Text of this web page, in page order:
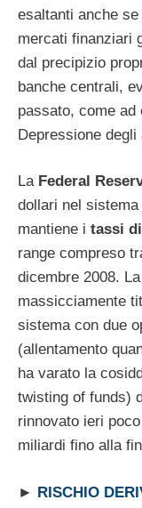
esaltanti anche
mercati finanziari
dal precipizio
banche centrali,
passato, come ad
Depressione degli
La Federal
dollari nel
mantiene i tassi
range compreso
dicembre 2008.
massicciamente
sistema con due
(allentamento
ha varato la
twisting of funds)
rinnovato ieri
miliardi fino alla
► RISCHIO